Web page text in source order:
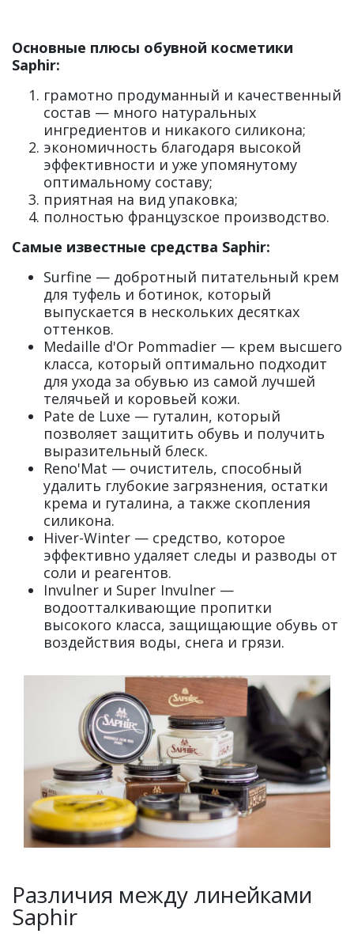
Основные плюсы обувной косметики
Saphir:
грамотно продуманный и качественный
состав — много натуральных
ингредиентов и никакого силикона;
экономичность благодаря высокой
эффективности и уже упомянутому
оптимальному составу;
приятная на вид упаковка;
полностью французское производство.
Самые известные средства Saphir:
Surfine — добротный питательный крем
для туфель и ботинок, который
выпускается в нескольких десятках
оттенков.
Medaille d'Or Pommadier — крем высшего
класса, который оптимально подходит
для ухода за обувью из самой лучшей
телячьей и коровьей кожи.
Pate de Luxe — гуталин, который
позволяет защитить обувь и получить
выразительный блеск.
Reno'Mat — очиститель, способный
удалить глубокие загрязнения, остатки
крема и гуталина, а также скопления
силикона.
Hiver-Winter — средство, которое
эффективно удаляет следы и разводы от
соли и реагентов.
Invulner и Super Invulner —
водоотталкивающие пропитки
высокого класса, защищающие обувь от
воздействия воды, снега и грязи.
Различия между линейками
Saphir